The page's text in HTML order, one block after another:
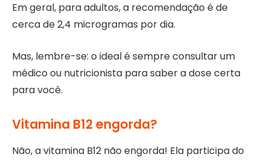
Em geral, para adultos, a recomendação é de
cerca de 2,4 microgramas por dia.
Mas, lembre-se: o ideal é sempre consultar um
médico ou nutricionista para saber a dose certa
para você.
Vitamina B12 engorda?
Não, a vitamina B12 não engorda! Ela participa do